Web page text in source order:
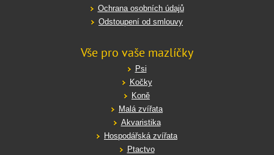
Ochrana osobních údajů
Odstoupení od smlouvy
Vše pro vaše mazlíčky
Psi
Kočky
Koně
Malá zvířata
Akvaristika
Hospodářská zvířata
Ptactvo